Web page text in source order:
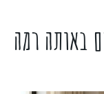
באותה רמה